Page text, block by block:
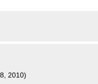
2010)